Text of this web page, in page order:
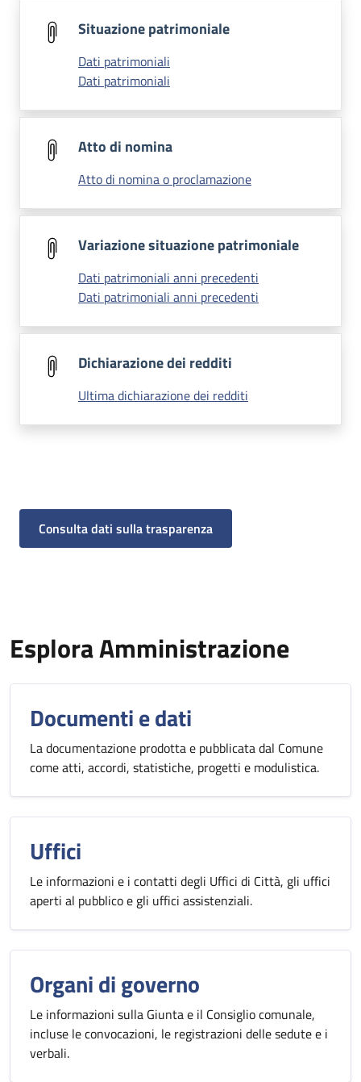
Situazione patrimoniale
Dati patrimoniali
Dati patrimoniali
Atto di nomina
Atto di nomina o proclamazione
Variazione situazione patrimoniale
Dati patrimoniali anni precedenti
Dati patrimoniali anni precedenti
Dichiarazione dei redditi
Ultima dichiarazione dei redditi
Consulta dati sulla trasparenza
Esplora Amministrazione
Documenti e dati
La documentazione prodotta e pubblicata dal Comune
come atti, accordi, statistiche, progetti e modulistica.
Uffici
Le informazioni e i contatti degli Uffici di Città, gli uffici
aperti al pubblico e gli uffici assistenziali.
Organi di governo
Le informazioni sulla Giunta e il Consiglio comunale,
incluse le convocazioni, le registrazioni delle sedute e i
verbali.